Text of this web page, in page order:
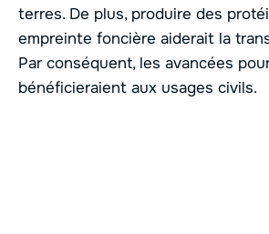
terres. De plus, produire des
empreinte foncière aiderait la
Par conséquent, les avancées
bénéficieraient aux usages civils.